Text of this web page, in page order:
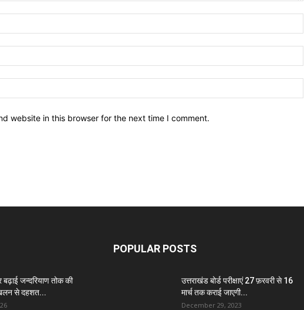
website in this browser for the next time I comment.
बढ़ाई जन्दरियाण तोक की
से दहशत...
POPULAR POSTS
उत्तराखंड बोर्ड परीक्षाएं 27 फ़रवरी से 16
मार्च तक कराई जाएगी...
December 29, 2023